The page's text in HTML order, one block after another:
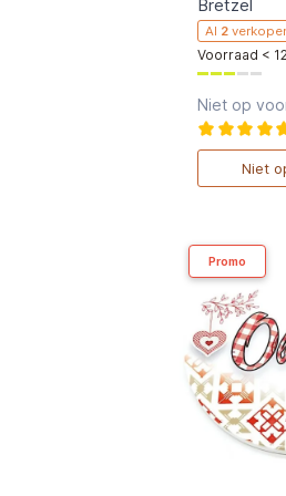
Bretzel
Al 2
Voorraad <
Niet op
Niet
heeft dit artikel onlangs aan zijn🔥1 person
Promo